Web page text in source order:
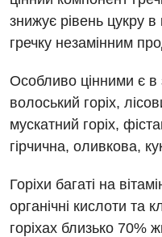
Відгуки
Відео
Інструментальна
Рентгенографія
УЗД
Для дорослих
Акушерство і
Алергологія, імунологія
Андрологія
Декларування
Національний скринінг здоров’я 40+
Російська
знижує рівень цукру
гречку незамінним
Особливо цінними є в
волоський горіх,
мускатний горіх,
гірчична, оливкова,
Горіхи багаті на
органічні кислоти та
горіхах близько 70%